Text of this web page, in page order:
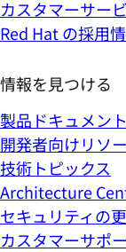
カスタマーサー
Red Hat の採用
情報を見つける
製品ドキュメント
開発者向けリソ
技術トピックス
Architecture
セキュリティの
カスタマーサポ